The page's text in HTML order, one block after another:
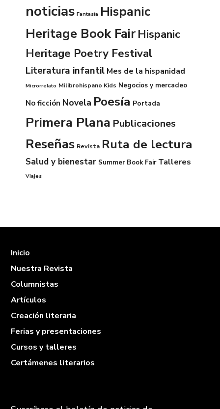
noticias Fantasía Hispanic
Heritage Book FairHispanic
Heritage Poetry Festival
Literatura infantil Mes de la hispanidad
Microrrelato Milibrohispano Kids Negocios y mercadeo
No ficción Novela Poesía Portada
Primera Plana Publicaciones
Reseñas Revista Ruta de lectura
Salud y bienestar Summer Book Fair Talleres
Viajes
Inicio
Nuestra Revista
Columnistas
Artículos
Creación literaria
Ferias y presentaciones
Cursos y talleres
Certámenes literarios